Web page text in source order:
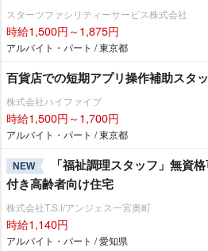
スターツファシリティーサービス株式会社
時給1,500円～1,875円
アルバイト・パート / 東京都
百貨店での短期アプリ操作補助スタ
株式会社ハイファイブ
時給1,500円～1,700円
アルバイト・パート / 東京都
NEW
「福祉調理スタッフ」無資
付き高齢者向け住宅
株式会社T.S.I/アンジェス一宮奥町
時給1,140円
アルバイト・パート / 愛知県